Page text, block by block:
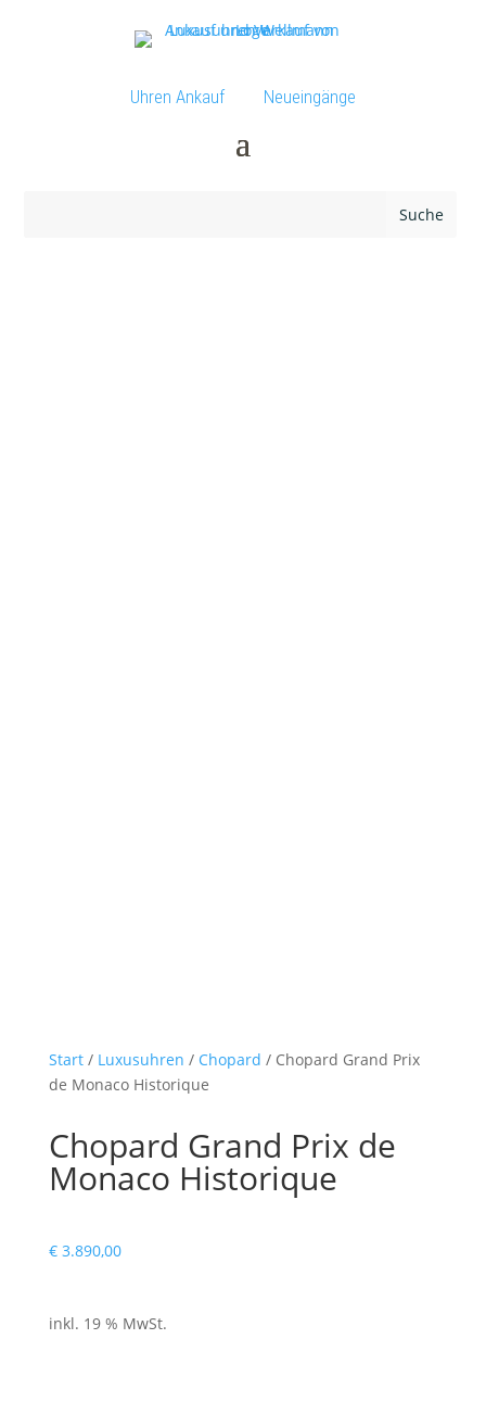
Uhren Ankauf Neueingänge
Start/ Luxusuhren / Chopard / Chopard Grand Prix
de Monaco Historique
Chopard Grand Prix de
Monaco Historique
€3.890,00
inkl. 19 % MwSt.